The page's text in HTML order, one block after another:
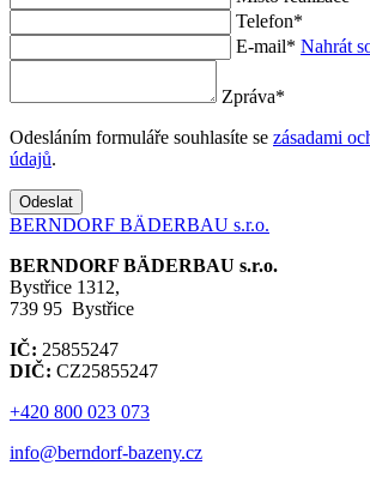
Telefon*
E-mail* Nahrát
Zpráva*
Odesláním formuláře souhlasíte se zásadami
údajů.
Odeslat
BERNDORF BÄDERBAU s.r.o.
BERNDORF BÄDERBAU s.r.o.
Bystřice 1312,
739 95 Bystřice
IČ: 25855247
DIČ: CZ25855247
+420 800 023 073
info@berndorf-bazeny.cz